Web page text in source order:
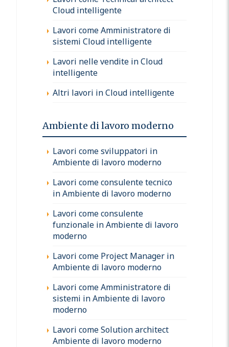
Cloud intelligente
Lavori come Amministratore di
sistemi Cloud intelligente
Lavori nelle vendite in Cloud
intelligente
Altri lavori in Cloud intelligente
Ambiente di lavoro moderno
Lavori come sviluppatori in
Ambiente di lavoro moderno
Lavori come consulente tecnico
in Ambiente di lavoro moderno
Lavori come consulente
funzionale in Ambiente di lavoro
moderno
Lavori come Project Manager in
Ambiente di lavoro moderno
Lavori come Amministratore di
sistemi in Ambiente di lavoro
moderno
Lavori come Solution architect
Ambiente di lavoro moderno